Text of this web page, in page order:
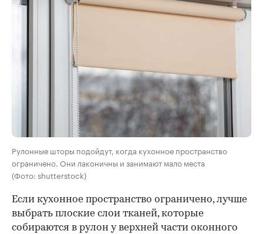
Рулонные шторы подойдут, когда кухонное пространство
ограничено. Они лаконичны и занимают мало места
(Фото: shutterstock)
Если кухонное пространство ограничено, лучше
выбрать плоские слои тканей, которые
собираются в рулон у верхней части оконного